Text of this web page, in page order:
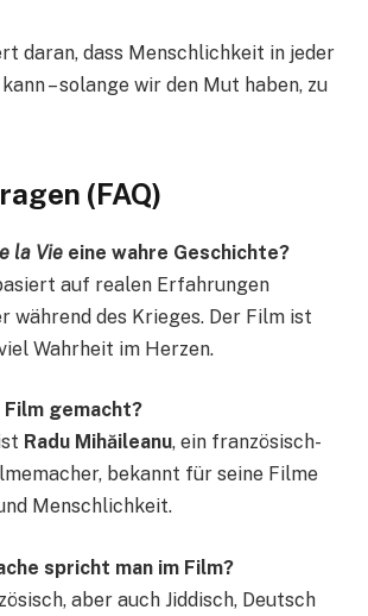
daran, dass Menschlichkeit in jeder
– solange wir den Mut haben, zu
(FAQ)
la Vie eine wahre Geschichte?
auf realen Erfahrungen
während des Krieges. Der Film ist
Wahrheit im Herzen.
Film gemacht?
Radu Mihăileanu, ein französisch-
bekannt für seine Filme
Menschlichkeit.
spricht man im Film?
aber auch Jiddisch, Deutsch